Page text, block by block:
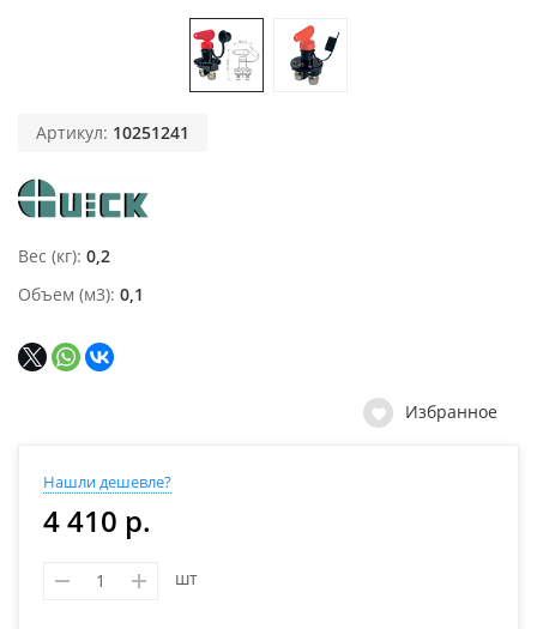
Артикул: 10251241
Вес (кг) 0,2
Объем (м3) 0,1
Избранное
Нашли дешевле?
4 410 р.
шт